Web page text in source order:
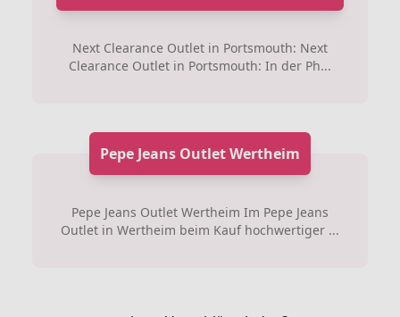
Next Clearance Outlet in Portsmouth: Next
Clearance Outlet in Portsmouth: In der Ph...
Pepe Jeans Outlet Wertheim
Pepe Jeans Outlet Wertheim Im Pepe Jeans
Outlet in Wertheim beim Kauf hochwertiger ...